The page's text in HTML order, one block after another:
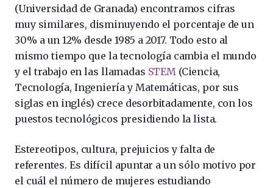
(Universidad de Granada) encontramos cifras
muy similares, disminuyendo el porcentaje de un
30% a un 12% desde 1985 a 2017. Todo esto al
mismo tiempo que la tecnología cambia el mundo
y el trabajo en las llamadas STEM(Ciencia,
Tecnología, Ingeniería y Matemáticas, por sus
siglas en inglés) crece desorbitadamente, con los
puestos tecnológicos presidiendo la lista.
Estereotipos, cultura, prejuicios y falta de
referentes. Es difícil apuntar a un sólo motivo por
el cuál el número de mujeres estudiando